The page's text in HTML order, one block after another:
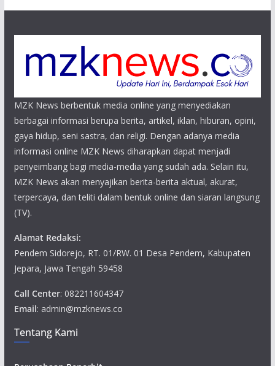
MZK News berbentuk media online yang menyediakan
berbagai informasi berupa berita, artikel, iklan, hiburan, opini,
gaya hidup, seni sastra, dan religi. Dengan adanya media
informasi online MZK News diharapkan dapat menjadi
penyeimbang bagi media-media yang sudah ada. Selain itu,
MZK News akan menyajikan berita-berita aktual, akurat,
terpercaya, dan teliti dalam bentuk online dan siaran langsung
(TV).
Alamat Redaksi:
Pendem Sidorejo, RT. 01/RW. 01 Desa Pendem, Kabupaten
Jepara, Jawa Tengah 59458
Call Center: 082211604347
Email: admin@mzknews.co
Tentang Kami